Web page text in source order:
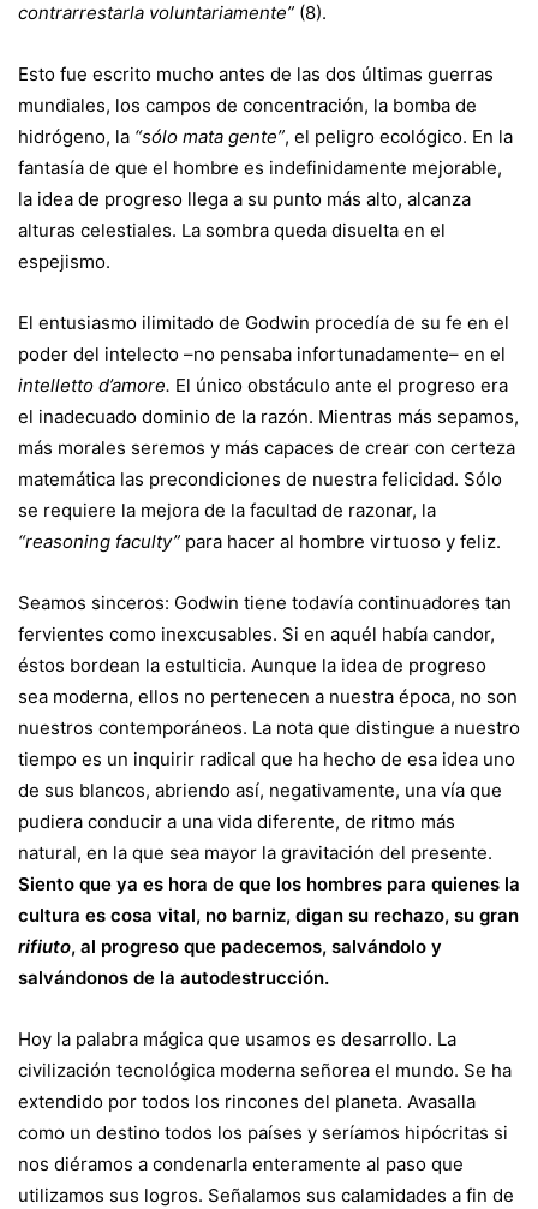
contrarrestarla voluntariamente” (8).
Esto fue escrito mucho antes de las dos últimas guerras
mundiales, los campos de concentración, la bomba de
hidrógeno, la “sólo mata gente”, el peligro ecológico. En la
fantasía de que el hombre es indefinidamente mejorable,
la idea de progreso llega a su punto más alto, alcanza
alturas celestiales. La sombra queda disuelta en el
espejismo.
El entusiasmo ilimitado de Godwin procedía de su fe en el
poder del intelecto –no pensaba infortunadamente– en el
intelletto d’amore. El único obstáculo ante el progreso era
el inadecuado dominio de la razón. Mientras más sepamos,
más morales seremos y más capaces de crear con certeza
matemática las precondiciones de nuestra felicidad. Sólo
se requiere la mejora de la facultad de razonar, la
“reasoning faculty” para hacer al hombre virtuoso y feliz.
Seamos sinceros: Godwin tiene todavía continuadores tan
fervientes como inexcusables. Si en aquél había candor,
éstos bordean la estulticia. Aunque la idea de progreso
sea moderna, ellos no pertenecen a nuestra época, no son
nuestros contemporáneos. La nota que distingue a nuestro
tiempo es un inquirir radical que ha hecho de esa idea uno
de sus blancos, abriendo así, negativamente, una vía que
pudiera conducir a una vida diferente, de ritmo más
natural, en la que sea mayor la gravitación del presente.
Siento que ya es hora de que los hombres para quienes la
cultura es cosa vital, no barniz, digan su rechazo, su gran
rifiuto, al progreso que padecemos, salvándolo y
salvándonos de la autodestrucción.
Hoy la palabra mágica que usamos es desarrollo. La
civilización tecnológica moderna señorea el mundo. Se ha
extendido por todos los rincones del planeta. Avasalla
como un destino todos los países y seríamos hipócritas si
nos diéramos a condenarla enteramente al paso que
utilizamos sus logros. Señalamos sus calamidades a fin de